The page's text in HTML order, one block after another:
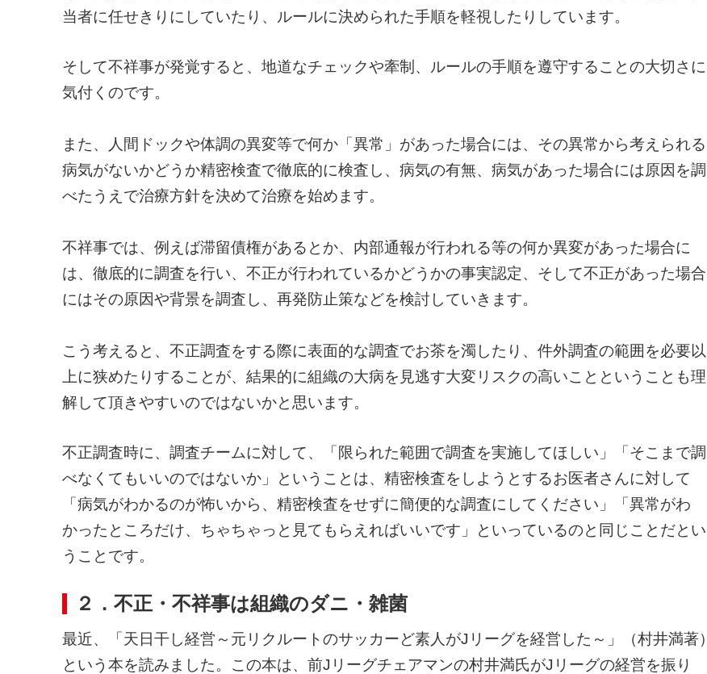
当者に任せきりにしていたり、ルールに決められた手順を軽視したりしています。
そして不祥事が発覚すると、地道なチェックや牽制、ルールの手順を遵守することの大切さに
気付くのです。
また、人間ドックや体調の異変等で何か「異常」があった場合には、その異常から考えられる
病気がないかどうか精密検査で徹底的に検査し、病気の有無、病気があった場合には原因を調
べたうえで治療方針を決めて治療を始めます。
不祥事では、例えば滞留債権があるとか、内部通報が行われる等の何か異変があった場合に
は、徹底的に調査を行い、不正が行われているかどうかの事実認定、そして不正があった場合
にはその原因や背景を調査し、再発防止策などを検討していきます。
こう考えると、不正調査をする際に表面的な調査でお茶を濁したり、件外調査の範囲を必要以
上に狭めたりすることが、結果的に組織の大病を見逃す大変リスクの高いことということも理
解して頂きやすいのではないかと思います。
不正調査時に、調査チームに対して、「限られた範囲で調査を実施してほしい」「そこまで調
べなくてもいいのではないか」ということは、精密検査をしようとするお医者さんに対して
「病気がわかるのが怖いから、精密検査をせずに簡便的な調査にしてください」「異常がわ
かったところだけ、ちゃちゃっと見てもらえればいいです」といっているのと同じことだとい
うことです。
２．不正・不祥事は組織のダニ・雑菌
最近、「天日干し経営～元リクルートのサッカーど素人がJリーグを経営した～」（村井満著）
という本を読みました。この本は、前Jリーグチェアマンの村井満氏がJリーグの経営を振り